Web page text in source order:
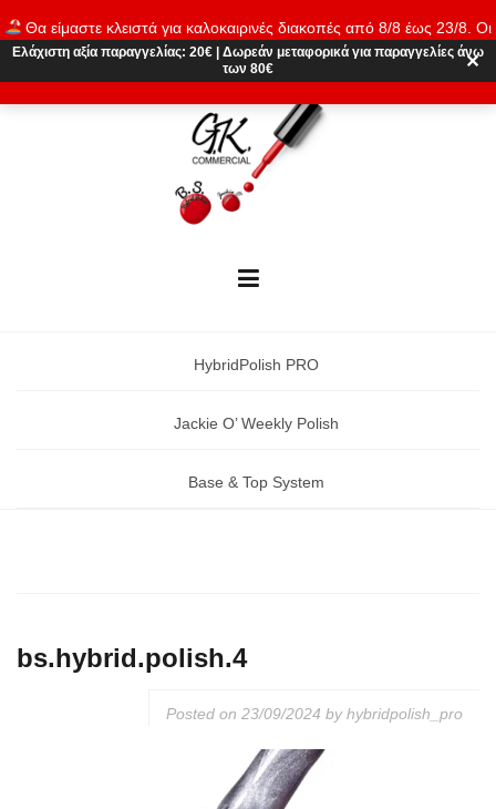
Θα είμαστε κλειστά για καλοκαιρινές διακοπές από 8/8 έως 23/8. Οι
παραγγελίες θα εκτελούνται ξανά από 24/8. Καλό καλοκαίρι!
Απόρριψη
to
content
Ελάχιστη αξία παραγγελίας: 20€ Δωρεάν μεταφορικά για παραγγελίες άνω
των 80€
✕
HybridPolish PRO
Jackie O’ Weekly Polish
Base & Top System
bs.hybrid.polish.4
Posted on 23/09/2024 byhybridpolish_pro